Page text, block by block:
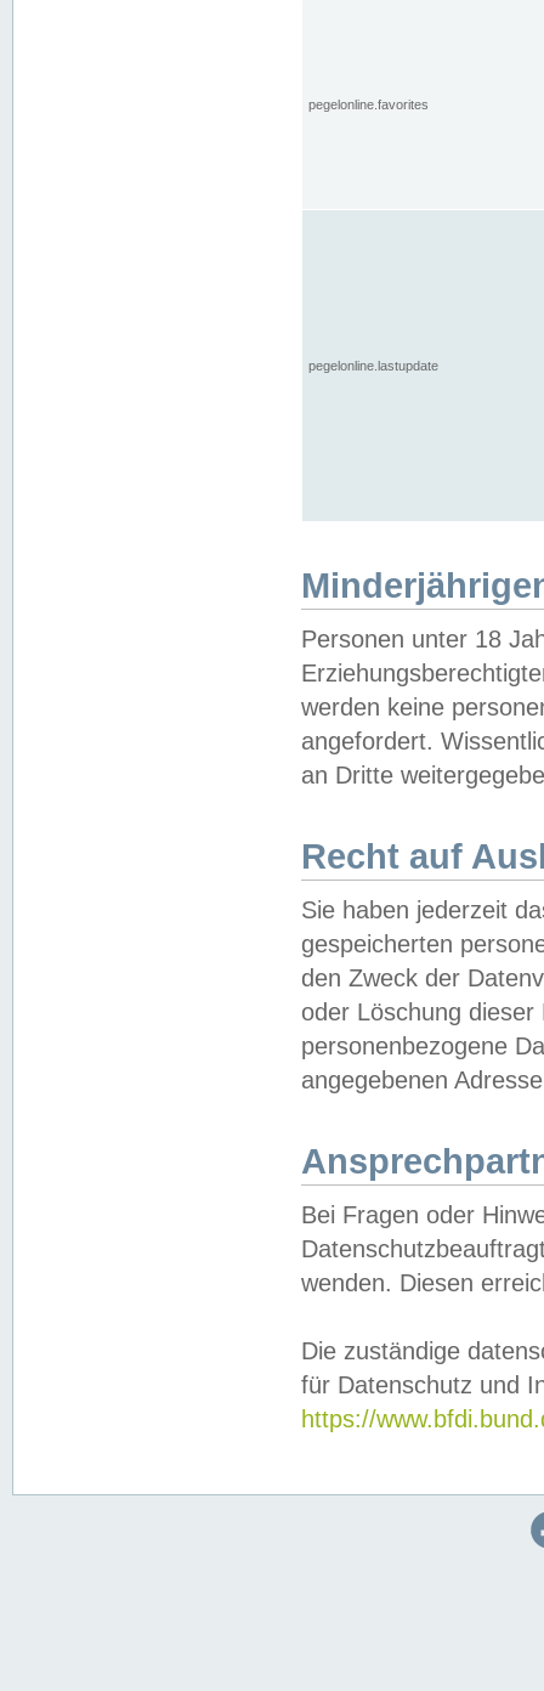
pegelonline.favorites
pegelonline.lastupdate
Personen unter 18
werden keine
angefordert.
an Dritte
Recht auf
Sie haben jederzeit
gespeicherten
den Zweck der
oder Löschung
personenbezogene
angegebenen
Bei Fragen oder
wenden. Diesen
Die zuständige
für Datenschutz und
https://